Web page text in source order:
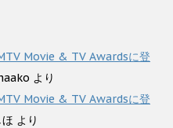
Movie & TV Awardsに登
より
Movie & TV Awardsに登
ほ より